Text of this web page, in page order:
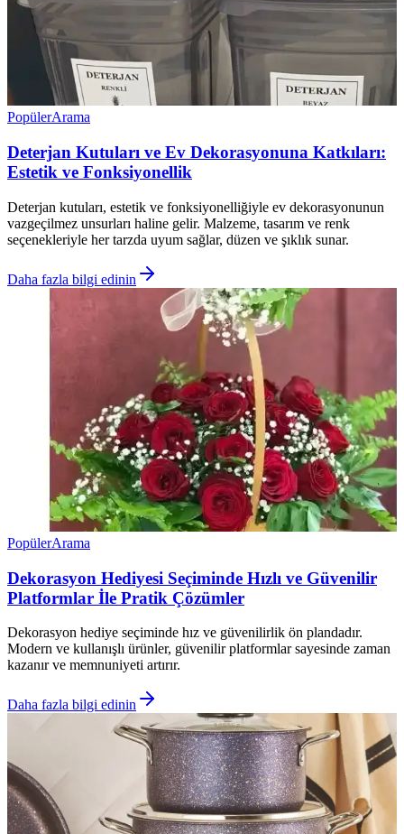
PopülerArama
Deterjan Kutuları ve Ev Dekorasyonuna Katkıları:
Estetik ve Fonksiyonellik
Deterjan kutuları, estetik ve fonksiyonelliğiyle ev dekorasyonunun
vazgeçilmez unsurları haline gelir. Malzeme, tasarım ve renk
seçenekleriyle her tarzda uyum sağlar, düzen ve şıklık sunar.
Daha fazla bilgi edinin
PopülerArama
Dekorasyon Hediyesi Seçiminde Hızlı ve Güvenilir
Platformlar İle Pratik Çözümler
Dekorasyon hediye seçiminde hız ve güvenilirlik ön plandadır.
Modern ve kullanışlı ürünler, güvenilir platformlar sayesinde zaman
kazanır ve memnuniyeti artırır.
Daha fazla bilgi edinin